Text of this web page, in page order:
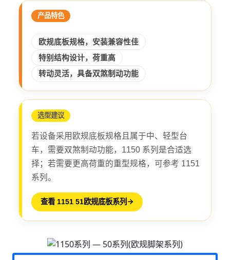
产品特色
欧规底板规格，安装兼容性佳
特别结构设计，荷重高
转动灵活，具备双煞制动功能
选型建议
若设备采用欧规底板规格且属于中、轻型台
车，需要双煞制动功能，1150 系列是合适选
择；若需要更高荷重的重型规格，可参考 1151
系列。
查看 1151 51欧规底板系列